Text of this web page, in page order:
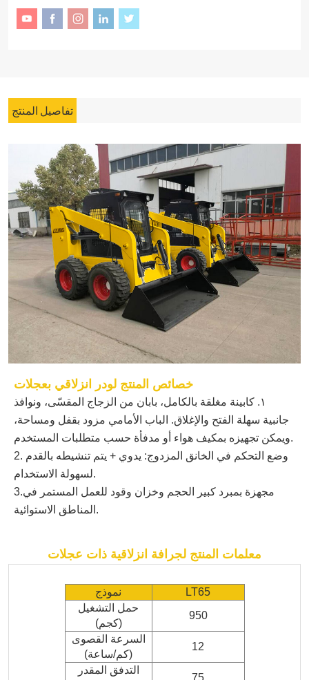
تفاصيل المنتج
خصائص المنتج لودر انزلاقي بعجلات
١. كابينة مغلقة بالكامل، بابان من الزجاج المقسّى، ونوافذ
جانبية سهلة الفتح والإغلاق. الباب الأمامي مزود بقفل ومساحة،
ويمكن تجهيزه بمكيف هواء أو مدفأة حسب متطلبات المستخدم.
2. وضع التحكم في الخانق المزدوج: يدوي + يتم تنشيطه بالقدم
لسهولة الاستخدام.
3.مجهزة بمبرد كبير الحجم وخزان وقود للعمل المستمر في
المناطق الاستوائية.
معلمات المنتج لجرافة انزلاقية ذات عجلات
نموذج
LT65
حمل التشغيل
(كجم)
950
السرعة القصوى
(كم/ساعة)
12
التدفق المقدر